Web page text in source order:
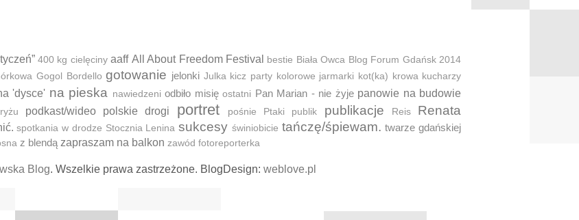
400 kg cielęciny aaff All About Freedom Festival bestie Biała Owca Blog Forum Gdańsk 2014
Gogol Bordello gotowanie jelonki Julka kicz party kolorowe jarmarki kot(ka) krowa kucharzy
'dysce' na pieska nawiedzeni odbiło misię ostatni Pan Marian - nie żyje panowie na budowie
podkast/wideo polskie drogi portret pośnie Ptaki publik publikacje Reis
Renata
spotkania w drodze Stocznia Lenina sukcesy świniobicie tańczę/śpiewam. twarze gdańskiej
z blendą zapraszam na balkon zawód fotoreporterka
Blog. Wszelkie prawa zastrzeżone. BlogDesign: weblove.pl